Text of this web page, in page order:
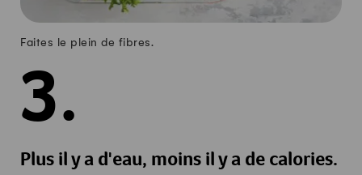
Faites le plein de fibres.
3.
Plus il y a d'eau, moins il y a de calories.